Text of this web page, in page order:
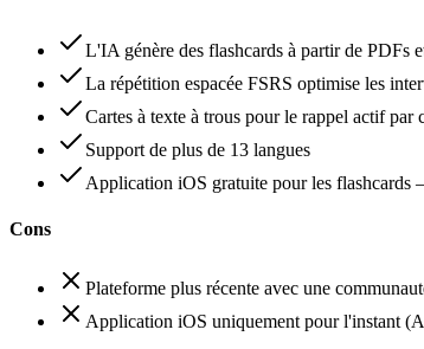
L'IA génère des flashcards à partir de PDFs
La répétition espacée FSRS optimise les
Cartes à texte à trous pour le rappel actif par
Support de plus de 13 langues
Application iOS gratuite pour les
Cons
Plateforme plus récente avec une
Application iOS uniquement pour l'instant